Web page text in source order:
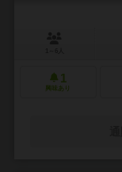
1
興味あり